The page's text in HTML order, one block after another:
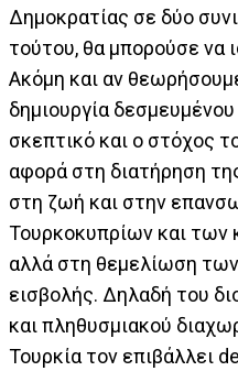
Δημοκρατίας σε δύο
τούτου, θα μπορούσε να
Ακόμη και αν
δημιουργία
σκεπτικό και ο στόχος
αφορά στη διατήρηση
στη ζωή και στην
Τουρκοκυπρίων και των
αλλά στη θεμελίωση
εισβολής. Δηλαδή του
και πληθυσμιακού
Τουρκία τον επιβάλλει